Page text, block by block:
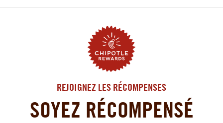
REJOIGNEZ LES RÉCOMPENSES
SOYEZ RÉCOMPENSÉ